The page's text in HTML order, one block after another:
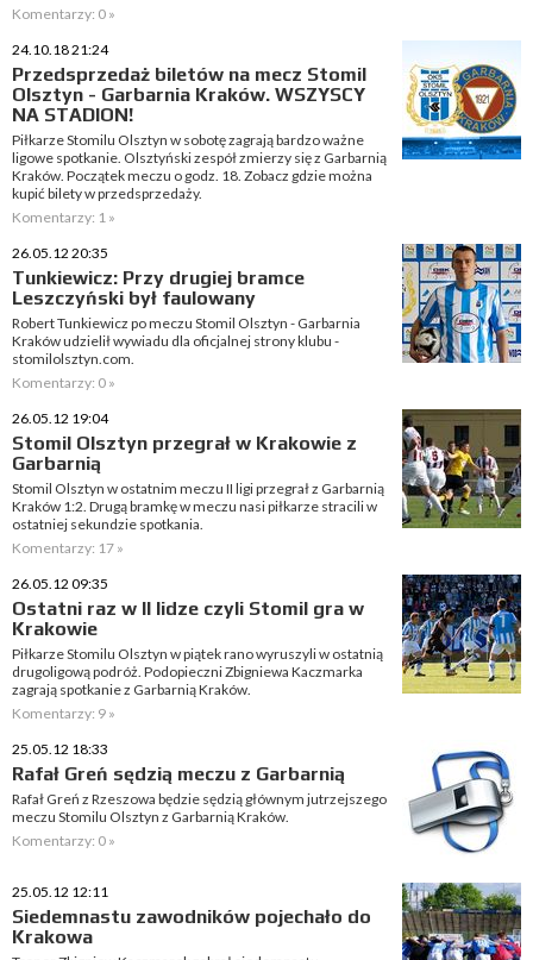
Komentarzy: 0 »
24.10.18 21:24
Przedsprzedaż biletów na mecz Stomil
Olsztyn - Garbarnia Kraków. WSZYSCY
NA STADION!
Piłkarze Stomilu Olsztyn w sobotę zagrają bardzo ważne
ligowe spotkanie. Olsztyński zespół zmierzy się z Garbarnią
Kraków. Początek meczu o godz. 18. Zobacz gdzie można
kupić bilety w przedsprzedaży.
Komentarzy: 1 »
26.05.12 20:35
Tunkiewicz: Przy drugiej bramce
Leszczyński był faulowany
Robert Tunkiewicz po meczu Stomil Olsztyn - Garbarnia
Kraków udzielił wywiadu dla oficjalnej strony klubu -
stomilolsztyn.com.
Komentarzy: 0 »
26.05.12 19:04
Stomil Olsztyn przegrał w Krakowie z
Garbarnią
Stomil Olsztyn w ostatnim meczu II ligi przegrał z Garbarnią
Kraków 1:2. Drugą bramkę w meczu nasi piłkarze stracili w
ostatniej sekundzie spotkania.
Komentarzy: 17 »
26.05.12 09:35
Ostatni raz w II lidze czyli Stomil gra w
Krakowie
Piłkarze Stomilu Olsztyn w piątek rano wyruszyli w ostatnią
drugoligową podróż. Podopieczni Zbigniewa Kaczmarka
zagrają spotkanie z Garbarnią Kraków.
Komentarzy: 9 »
25.05.12 18:33
Rafał Greń sędzią meczu z Garbarnią
Rafał Greń z Rzeszowa będzie sędzią głównym jutrzejszego
meczu Stomilu Olsztyn z Garbarnią Kraków.
Komentarzy: 0 »
25.05.12 12:11
Siedemnastu zawodników pojechało do
Krakowa